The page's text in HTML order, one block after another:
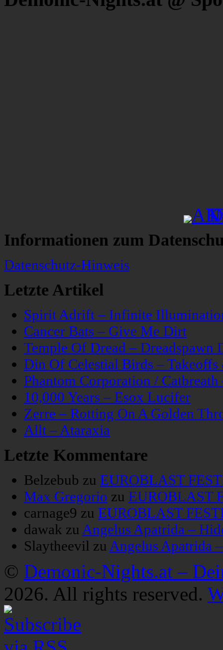
Informationen zum
Datenschutz-Hinweis
Letzte Artikel
Spirit Adrift – Infinite
Cancer Bats – Give Me Dirt
Temple Of Dread – Dreadspawn
Din Of Celestial Birds –
Phantom Corporation /
10,000 Years – Esox Lucifer
Zerre – Rotting On A Golden
Allt – Ataraxia
Letzte Kommentare
Belzebub zu EUROBLAST
Max Gregorio zu EUROBLAST
carnage9 zu EUROBLAST
dawak zu Angelus Apatrida –
Slaytheevil zu Angelus Apatrida
© Demonic-Nights.at –
2026. All rights reserved.